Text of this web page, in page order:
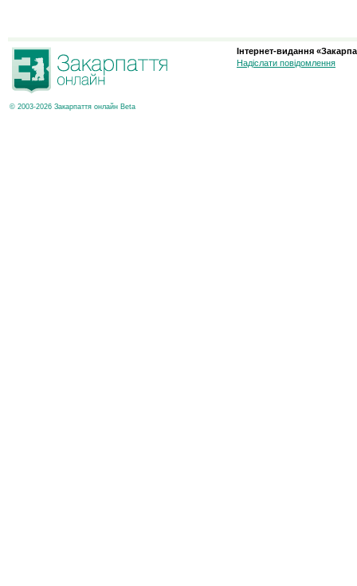
© 2003-2026 Закарпаття онлайн Beta
Інтернет-видання
Надіслати повідомлення